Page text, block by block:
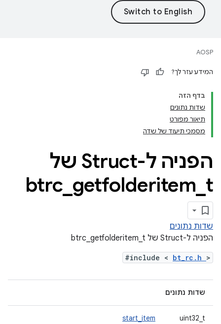
AOSP
המידע עזר לך?
בדף הזה
שדות נתונים
תיאור מפורט
מסמכי תיעוד של שדה
הפניה ל-Struct של
btrc getfolderitem t
שדות נתונים
הפניה ל-Struct של btrc_getfolderitem_t
#include < bt_rc.h >
שדות נתונים
uint32_t
start_item